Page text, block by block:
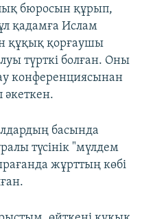
бюросын құрып,
қадамға Ислам
құқық қорғаушы
түрткі болған. Оны
конференциясынан
әкеткен.
басында
түсінік "мүлдем
жұрттың көбі